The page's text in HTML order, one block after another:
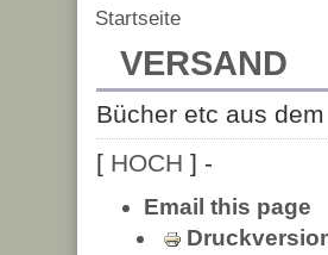
Startseite
VERSAND
Bücher etc aus
[ HOCH ] -
Email this page